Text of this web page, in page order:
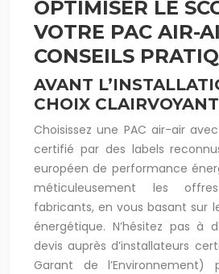
OPTIMISER LE
VOTRE PAC AIR-
CONSEILS
AVANT
CHOIX CLAIRVOYANT
Choisissez une PAC air-air
certifié par des labels
européen de performance
méticuleusement les
fabricants, en vous basant sur
énergétique. N’hésitez pas à
devis auprès d’installateurs
Garant de l’Environnement)